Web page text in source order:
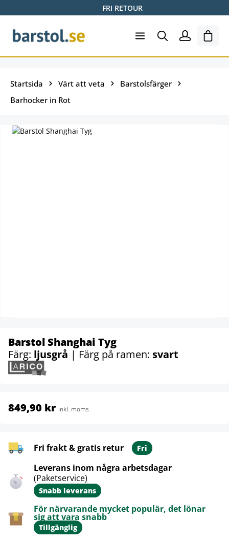
FRI RETOUR
Startsida Värt att veta
Barstolsfärger
Barhocker in Rot
Barstol Shanghai Tyg
Färg: ljusgrå | Färg på ramen: svart
849,90 kr inkl. moms
Fri frakt & gratis retur Fri
Leverans inom några arbetsdagar
(Paketservice)
Snabb leverans
För närvarande mycket populär, det lönar
sig att vara snabb
Tillgänglig